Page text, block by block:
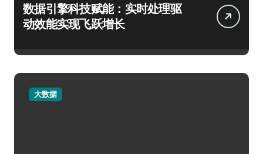
数据引擎科技赋能：实时处理驱
动效能实现飞跃增长
大数据